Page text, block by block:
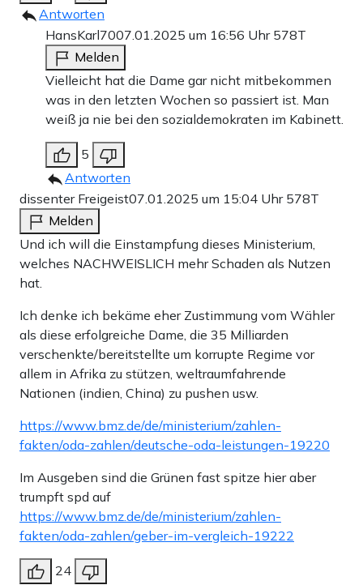
Antworten
HansKarl7007.01.2025 um 16:56 Uhr 578T
Melden
Vielleicht hat die Dame gar nicht mitbekommen
was in den letzten Wochen so passiert ist. Man
weiß ja nie bei den sozialdemokraten im Kabinett.
5
Antworten
dissenter Freigeist07.01.2025 um 15:04 Uhr 578T
Melden
Und ich will die Einstampfung dieses Ministerium,
welches NACHWEISLICH mehr Schaden als Nutzen
hat.
Ich denke ich bekäme eher Zustimmung vom Wähler
als diese erfolgreiche Dame, die 35 Milliarden
verschenkte/bereitstellte um korrupte Regime vor
allem in Afrika zu stützen, weltraumfahrende
Nationen (indien, China) zu pushen usw.
https://www.bmz.de/de/ministerium/zahlen-
fakten/oda-zahlen/deutsche-oda-leistungen-19220
Im Ausgeben sind die Grünen fast spitze hier aber
trumpft spd auf
https://www.bmz.de/de/ministerium/zahlen-
fakten/oda-zahlen/geber-im-vergleich-19222
24